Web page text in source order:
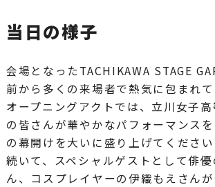
当日の様子
会場となったTACHIKAWA STAGE
前から多くの来場者で熱気に包まれて
オープニングアクトでは、立川女子
の皆さんが華やかなパフォーマンス
の幕開けを大いに盛り上げてください
続いて、スペシャルゲストとして俳
ん、コスプレイヤーの伊織もえさんが